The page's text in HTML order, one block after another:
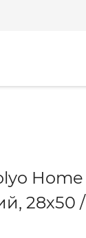
Home
28х50 /